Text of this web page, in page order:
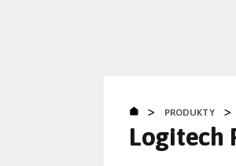
> PRODUKTY >
Logitech